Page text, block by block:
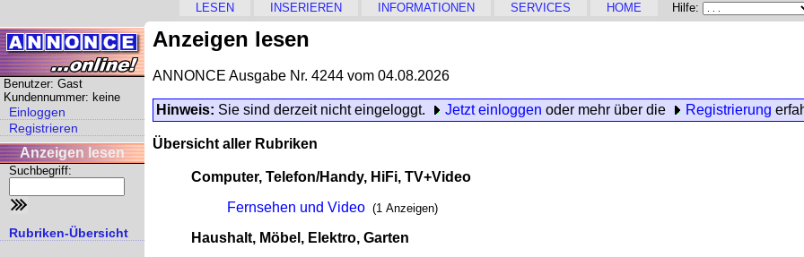
LESEN INSERIEREN INFORMATIONEN SERVICES HOME Hilfe:
Benutzer: Gast
Kundennummer: keine
Einloggen
Registrieren
Anzeigen lesen
Suchbegriff:
Rubriken-Übersicht
Anzeigen lesen
ANNONCE Ausgabe Nr. 4244 vom 04.08.2026
Hinweis: Sie sind derzeit nicht eingeloggt. Jetzt einloggen oder mehr über die Registrierung
Übersicht aller Rubriken
Computer, Telefon/Handy, HiFi, TV+Video
Fernsehen und Video (1 Anzeigen)
Haushalt, Möbel, Elektro, Garten